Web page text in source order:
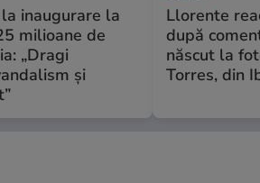
inaugurare la
milioane de
„Dragi
și
Llorente
după
născut la
Torres, din